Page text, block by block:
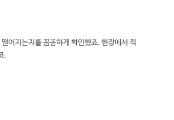
어지는지를 꼼꼼하게 확인했죠. 현장에서 직
.